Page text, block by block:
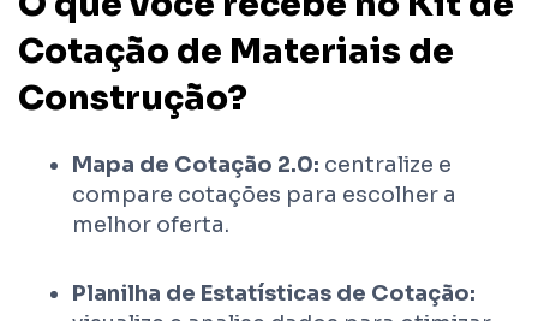
Cotação de Materiais de
Construção?
Mapa de Cotação 2.0: centralize e
compare cotações para escolher a
melhor oferta.
Planilha de Estatísticas de Cotação: